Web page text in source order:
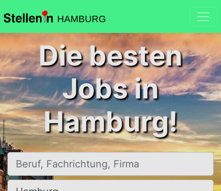
HAMBURG
Die besten
Jobs in
Hamburg!
Beruf, Fachrichtung, Firma
Ort, Stadt